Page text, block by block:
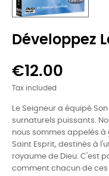
Développez
€12.00
Tax included
Le Seigneur a équipé
surnaturels puissants.
nous sommes appelés
Saint Esprit, destinés à
royaume de Dieu. C'est
comment chacun de